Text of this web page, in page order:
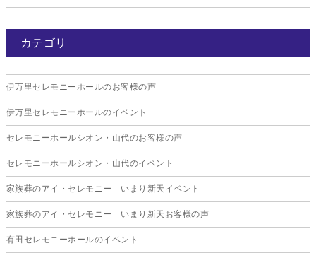
2025年12月
カテゴリ
伊万里セレモニーホールのお客様の声
伊万里セレモニーホールのイベント
セレモニーホールシオン・山代のお客様の声
セレモニーホールシオン・山代のイベント
家族葬のアイ・セレモニー いまり新天イベント
家族葬のアイ・セレモニー いまり新天お客様の声
有田セレモニーホールのイベント